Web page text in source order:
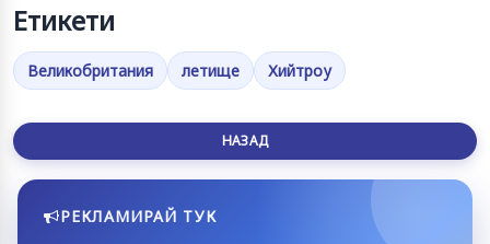
Етикети
Великобритания летище Хийтроу
НАЗАД
РЕКЛАМИРАЙ ТУК